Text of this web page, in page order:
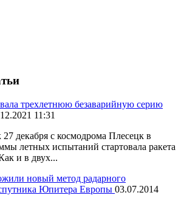
трехлетнюю безаварийную серию
11:31
декабря с космодрома Плесецк в
летных испытаний стартовала ракета
и в двух...
новый метод радарного
Юпитера Европы 03.07.2014